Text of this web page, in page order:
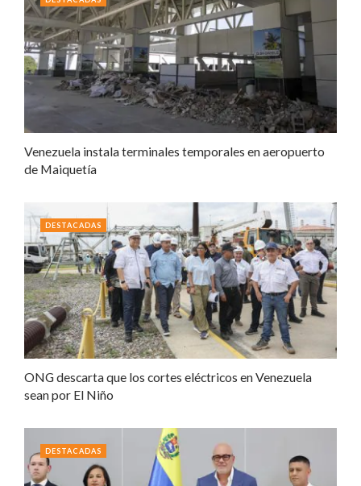
Venezuela instala terminales temporales en aeropuerto
de Maiquetía
ONG descarta que los cortes eléctricos en Venezuela
sean por El Niño
DESTACADAS
DESTACADAS